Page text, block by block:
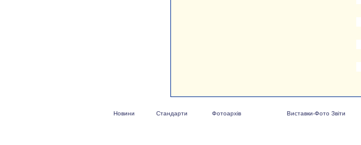
Новини Стандарти Фотоархів Виставки-Фото Звіти